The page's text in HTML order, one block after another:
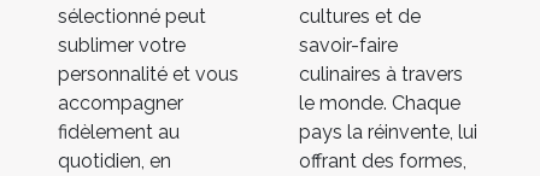
sélectionné peut
sublimer votre
personnalité et vous
accompagner
fidèlement au
quotidien, en
cultures et de
savoir-faire
culinaires à travers
le monde. Chaque
pays la réinvente, lui
offrant des formes,